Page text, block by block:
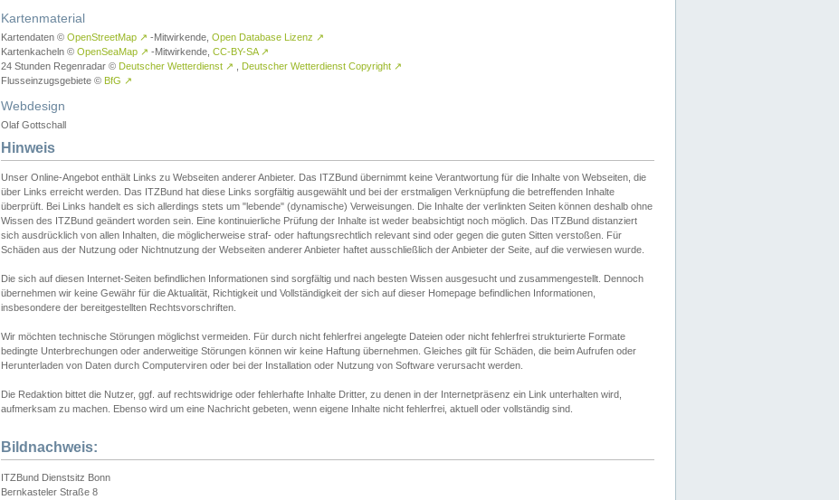
Kartenmaterial
Kartendaten © OpenStreetMap ↗ -Mitwirkende, Open Database Lizenz ↗
Kartenkacheln © OpenSeaMap ↗ -Mitwirkende, CC-BY-SA ↗
24 Stunden Regenradar © Deutscher Wetterdienst ↗ Deutscher Wetterdienst Copyright ↗
Flusseinzugsgebiete © BfG ↗
Webdesign
Olaf Gottschall
Hinweis
Unser Online-Angebot enthält Links zu Webseiten anderer Anbieter. Das ITZBund übernimmt keine Verantwortung für die Inhalte von Webseiten, die
über Links erreicht werden. Das ITZBund hat diese Links sorgfältig ausgewählt und bei der erstmaligen Verknüpfung die betreffenden Inhalte
überprüft. Bei Links handelt es sich allerdings stets um "lebende" (dynamische) Verweisungen. Die Inhalte der verlinkten Seiten können deshalb ohne
Wissen des ITZBund geändert worden sein. Eine kontinuierliche Prüfung der Inhalte ist weder beabsichtigt noch möglich. Das ITZBund distanziert
sich ausdrücklich von allen Inhalten, die möglicherweise straf- oder haftungsrechtlich relevant sind oder gegen die guten Sitten verstoßen. Für
Schäden aus der Nutzung oder Nichtnutzung der Webseiten anderer Anbieter haftet ausschließlich der Anbieter der Seite, auf die verwiesen wurde.
Die sich auf diesen Internet-Seiten befindlichen Informationen sind sorgfältig und nach besten Wissen ausgesucht und zusammengestellt. Dennoch
übernehmen wir keine Gewähr für die Aktualität, Richtigkeit und Vollständigkeit der sich auf dieser Homepage befindlichen Informationen,
insbesondere der bereitgestellten Rechtsvorschriften.
Wir möchten technische Störungen möglichst vermeiden. Für durch nicht fehlerfrei angelegte Dateien oder nicht fehlerfrei strukturierte Formate
bedingte Unterbrechungen oder anderweitige Störungen können wir keine Haftung übernehmen. Gleiches gilt für Schäden, die beim Aufrufen oder
Herunterladen von Daten durch Computerviren oder bei der Installation oder Nutzung von Software verursacht werden.
Die Redaktion bittet die Nutzer, ggf. auf rechtswidrige oder fehlerhafte Inhalte Dritter, zu denen in der Internetpräsenz ein Link unterhalten wird,
aufmerksam zu machen. Ebenso wird um eine Nachricht gebeten, wenn eigene Inhalte nicht fehlerfrei, aktuell oder vollständig sind.
Bildnachweis:
ITZBund Dienstsitz Bonn
Bernkasteler Straße 8